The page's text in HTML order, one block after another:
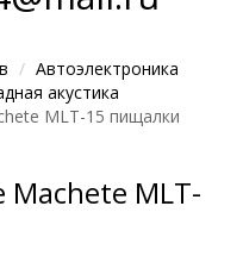
Автоэлектроника
акустика
MLT-15 пищалки
Machete MLT-